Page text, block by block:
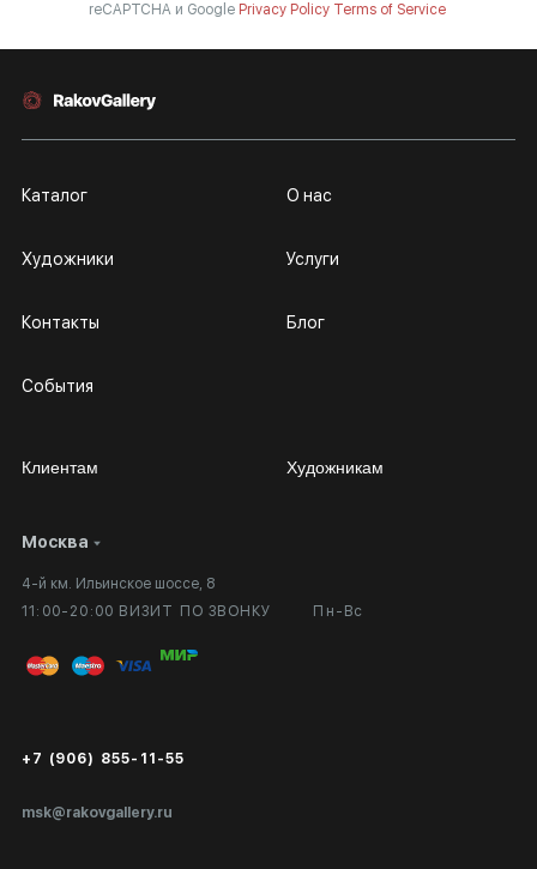
reCAPTCHA и Google Privacy Policy Terms of Service
Москва
4-й км. Ильинское шоссе, 8
11:00-20:00 ВИЗИТ ПО ЗВОНКУ
Пн-Вс
msk@rakovgallery.ru
+7 (906) 855-11-55
Каталог
Художники
Контакты
События
О нас
Услуги
Блог
Клиентам
Личный кабинет
Вопросы и ответы
Публичная оферта
Экспертиза/Вывоз за границу
Подарочные сертификаты
Художникам
Сотрудничество
Выставка в галерее